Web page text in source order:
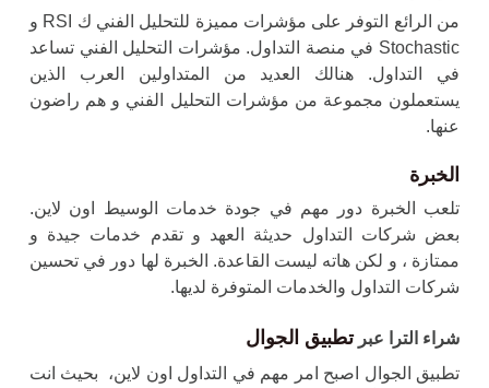
من الرائع التوفر على مؤشرات مميزة للتحليل الفني ك RSI و
Stochastic في منصة التداول. مؤشرات التحليل الفني تساعد
في التداول. هنالك العديد من المتداولين العرب الذين
يستعملون مجموعة من مؤشرات التحليل الفني و هم راضون
عنها.
الخبرة
تلعب الخبرة دور مهم في جودة خدمات الوسيط اون لاين.
بعض شركات التداول حديثة العهد و تقدم خدمات جيدة و
ممتازة ، و لكن هاته ليست القاعدة. الخبرة لها دور في تحسين
شركات التداول والخدمات المتوفرة لديها.
شراء الترا عبرتطبيق الجوال
تطبيق الجوال اصبح امر مهم في التداول اون لاين، بحيث انت